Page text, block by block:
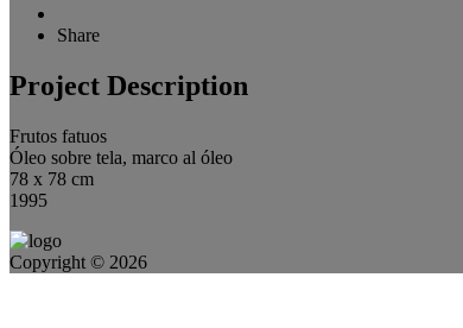
Share
Project Description
Frutos fatuos
Óleo sobre tela, marco al óleo
78 x 78 cm
1995
Copyright © 2026